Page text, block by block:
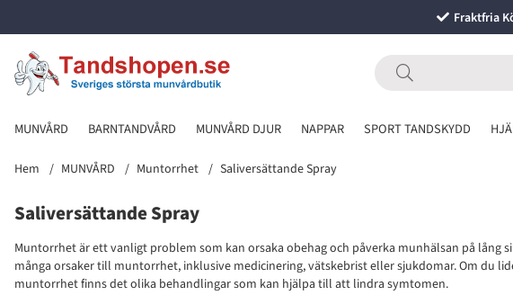
Fraktfria
MUNVÅRD BARNTANDVÅRD MUNVÅRD DJUR NAPPAR SPORT TANDSKYDD
Hem MUNVÅRD Muntorrhet Saliversättande Spray
Saliversättande Spray
Muntorrhet är ett vanligt problem som kan orsaka obehag och påverka munhälsan på lång
många orsaker till muntorrhet, inklusive medicinering, vätskebrist eller sjukdomar. Om du
muntorrhet finns det olika behandlingar som kan hjälpa till att lindra symtomen.